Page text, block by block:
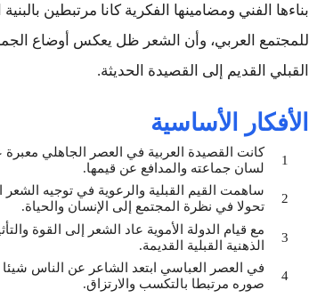
بناءها الفني ومضامينها الفكرية كانا مرتبطين
للمجتمع العربي، وأن الشعر ظل يعكس أوضاع
القبلي القديم إلى القصيدة الحديثة.
الأفكار الأساسية
كانت القصيدة العربية في العصر الجاهلي معبرة
لسان جماعته والمدافع عن قيمها.
ساهمت القيم القبلية والرعوية في توجيه الشعر
تحولا في نظرة المجتمع إلى الإنسان والحياة.
مع قيام الدولة الأموية عاد الشعر إلى القوة
الذهنية القبلية القديمة.
في العصر العباسي ابتعد الشاعر عن الناس
صوره مرتبطا بالتكسب والارتزاق.